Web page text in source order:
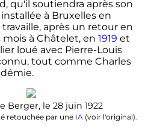
qu'il soutiendra après son
à Bruxelles en
travaille, après un retour en
mois à Châtelet, en 1919 et
loué avec Pierre-Louis
tout comme Charles
Berger, le 28 juin 1922
retouchée par une IA(voir l'original).